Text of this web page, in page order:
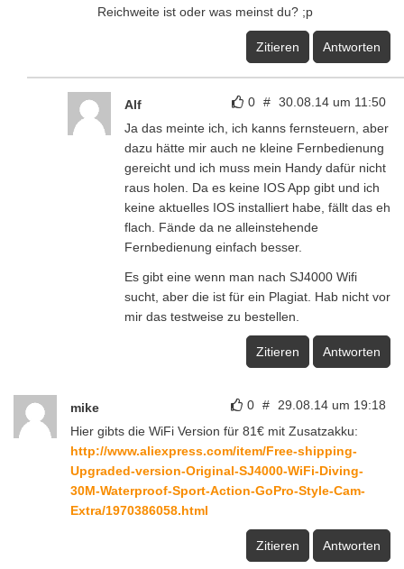
Reichweite ist oder was meinst du? ;p
Zitieren Antworten
0 # 30.08.14 um 11:50
Alf
Ja das meinte ich, ich kanns fernsteuern, aber
dazu hätte mir auch ne kleine Fernbedienung
gereicht und ich muss mein Handy dafür nicht
raus holen. Da es keine IOS App gibt und ich
keine aktuelles IOS installiert habe, fällt das eh
flach. Fände da ne alleinstehende
Fernbedienung einfach besser.
Es gibt eine wenn man nach SJ4000 Wifi
sucht, aber die ist für ein Plagiat. Hab nicht vor
mir das testweise zu bestellen.
Zitieren Antworten
0 # 29.08.14 um 19:18
mike
Hier gibts die WiFi Version für 81€ mit Zusatzakku:
http://www.aliexpress.com/item/Free-shipping-
Upgraded-version-Original-SJ4000-WiFi-Diving-
30M-Waterproof-Sport-Action-GoPro-Style-Cam-
Extra/1970386058.html
Zitieren Antworten